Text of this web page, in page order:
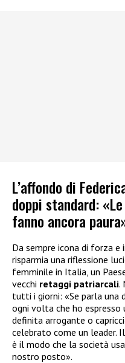
L’affondo di
doppi standard:
fanno ancora
Da sempre icona di forza e
risparmia una riflessione
femminile in Italia, un
vecchi retaggi patriarcali.
tutti i giorni: «Se parla una
ogni volta che ho espresso
definita arrogante o
celebrato come un leader. Il
è il modo che la società
nostro posto».